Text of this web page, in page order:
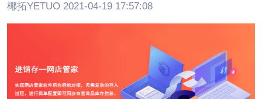
椰拓YETUO 2021-04-19 17:57:08